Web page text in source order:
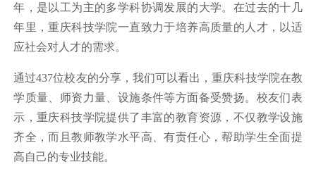
年，是以工为主的多学科协调发展的大学。在过去的十几
年里，重庆科技学院一直致力于培养高质量的人才，以适
应社会对人才的需求。
通过437位校友的分享，我们可以看出，重庆科技学院在教
学质量、师资力量、设施条件等方面备受赞扬。校友们表
示，重庆科技学院提供了丰富的教育资源，不仅教学设施
齐全，而且教师教学水平高、有责任心，帮助学生全面提
高自己的专业技能。